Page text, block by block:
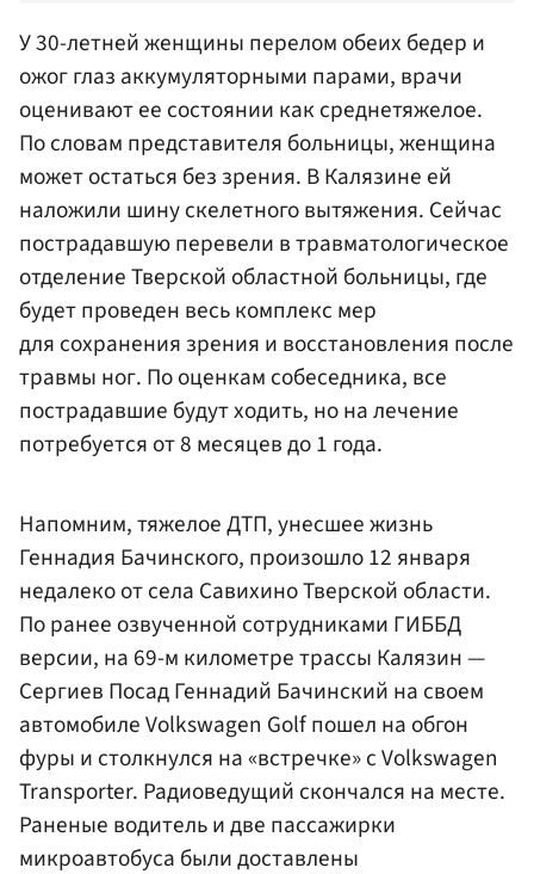
У 30-летней женщины перелом обеих бедер и
ожог глаз аккумуляторными парами, врачи
оценивают ее состоянии как среднетяжелое.
По словам представителя больницы, женщина
может остаться без зрения. В Калязине ей
наложили шину скелетного вытяжения. Сейчас
пострадавшую перевели в травматологическое
отделение Тверской областной больницы, где
будет проведен весь комплекс мер
для сохранения зрения и восстановления после
травмы ног. По оценкам собеседника, все
пострадавшие будут ходить, но на лечение
потребуется от 8 месяцев до 1 года.
Напомним, тяжелое ДТП, унесшее жизнь
Геннадия Бачинского, произошло 12 января
недалеко от села Савихино Тверской области.
По ранее озвученной сотрудниками ГИББД
версии, на 69-м километре трассы Калязин —
Сергиев Посад Геннадий Бачинский на своем
автомобиле Volkswagen Golf пошел на обгон
фуры и столкнулся на «встречке» с Volkswagen
Transporter. Радиоведущий скончался на месте.
Раненые водитель и две пассажирки
микроавтобуса были доставлены